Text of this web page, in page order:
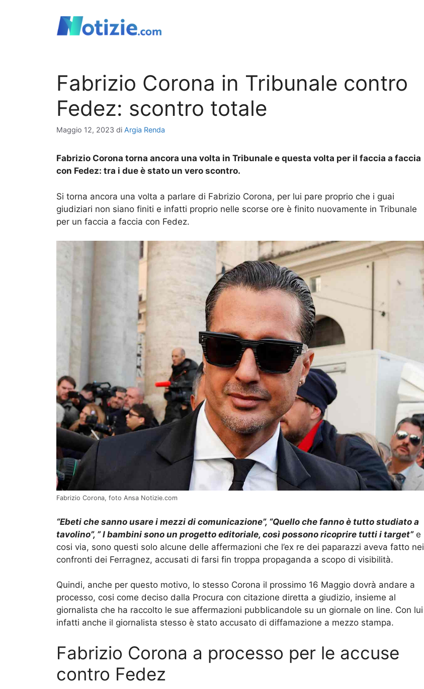
Fabrizio Corona in Tribunale contro
Fedez: scontro totale
Maggio 12, 2023 di Argia Renda
Fabrizio Corona torna ancora una volta in Tribunale e questa volta per il faccia a faccia
con Fedez: tra i due è stato un vero scontro.
Si torna ancora una volta a parlare di Fabrizio Corona, per lui pare proprio che i guai
giudiziari non siano finiti e infatti proprio nelle scorse ore è finito nuovamente in Tribunale
per un faccia a faccia con Fedez.
Fabrizio Corona, foto Ansa Notizie.com
“Ebeti che sanno usare i mezzi di comunicazione”, “Quello che fanno è tutto studiato a
tavolino”, ” I bambini sono un progetto editoriale, così possono ricoprire tutti i target”e
cosi via, sono questi solo alcune delle affermazioni che l’ex re dei paparazzi aveva fatto nei
confronti dei Ferragnez, accusati di farsi fin troppa propaganda a scopo di visibilità.
Quindi, anche per questo motivo, lo stesso Corona il prossimo 16 Maggio dovrà andare a
processo, cosi come deciso dalla Procura con citazione diretta a giudizio, insieme al
giornalista che ha raccolto le sue affermazioni pubblicandole su un giornale on line. Con lui
infatti anche il giornalista stesso è stato accusato di diffamazione a mezzo stampa.
Fabrizio Corona a processo per le accuse
contro Fedez